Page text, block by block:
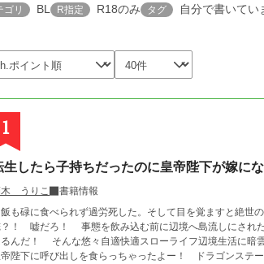
ゴリ BL R指定 R18のみ タグ 自分で書いてい
1
生したら子持ちだったのに皇帝陛下が嫁に
うりこ
書籍情報
も碌に食べられず過労死した。そして目を覚ますと絶世
！ 嘘だろ！ 事態を飲み込む前に辺境へ島流しにされ
適スローライフ辺境生活に暗雲が立ち込める。え？ 息子がやらかした？ どういうことなの？！
陛下に呼び出しを食らっちゃったよー！ ドラゴンステーキを食べられないじゃな